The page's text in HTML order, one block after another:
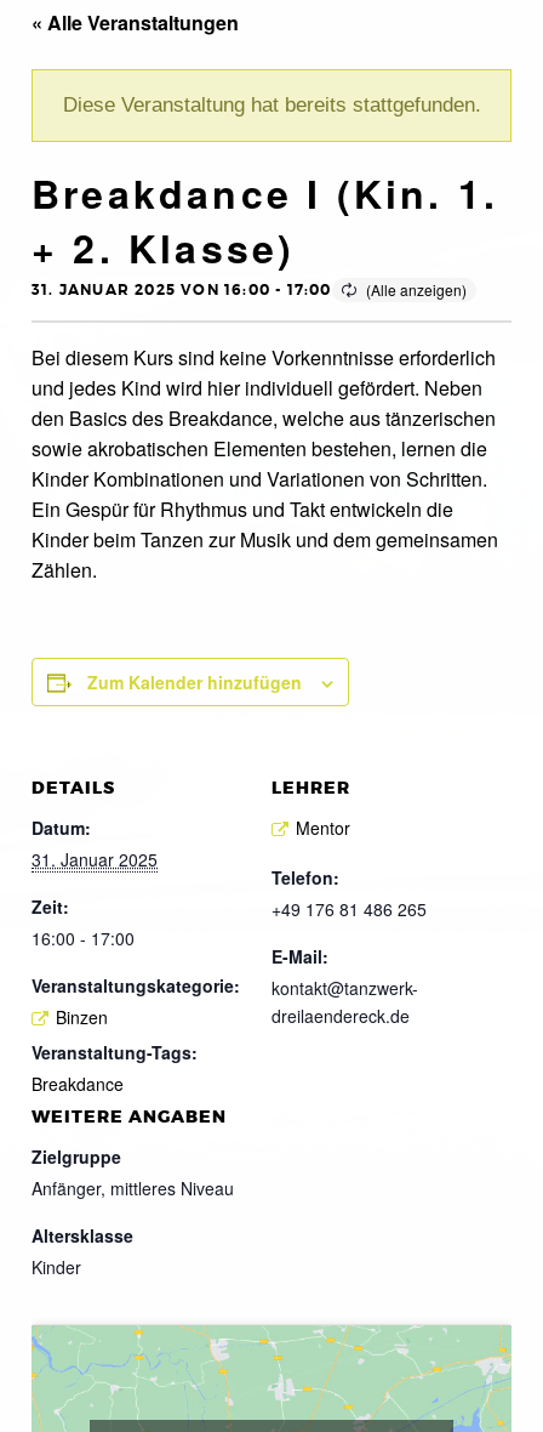
« Alle Veranstaltungen
Diese Veranstaltung hat bereits stattgefunden.
Breakdance I (Kin. 1.
+ 2. Klasse)
31. JANUAR 2025 VON 16:00 - 17:00
Bei diesem Kurs sind keine Vorkenntnisse erforderlich
und jedes Kind wird hier individuell gefördert. Neben
den Basics des Breakdance, welche aus tänzerischen
sowie akrobatischen Elementen bestehen, lernen die
Kinder Kombinationen und Variationen von Schritten.
Ein Gespür für Rhythmus und Takt entwickeln die
Kinder beim Tanzen zur Musik und dem gemeinsamen
Zählen.
Zum Kalender hinzufügen
DETAILS
Datum:
31. Januar 2025
Zeit:
16:00 - 17:00
Veranstaltungskategorie:
Binzen
Veranstaltung-Tags:
Breakdance
LEHRER
Mentor
Telefon:
+49 176 81 486 265
E-Mail:
kontakt@tanzwerk-
dreilaendereck.de
WEITERE ANGABEN
Zielgruppe
Anfänger, mittleres Niveau
Altersklasse
Kinder